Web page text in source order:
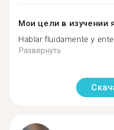
Мои цели в изучении
Hablar fluidamente y
Развернуть